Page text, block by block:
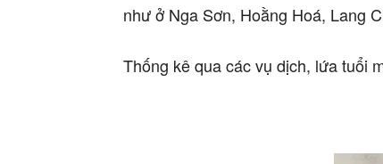
như ở Nga Sơn, Hoằng Hoá, Lang
Thống kê qua các vụ dịch, lứa tuổi